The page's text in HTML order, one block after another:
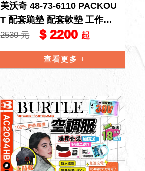
美沃奇 48-73-6110 PACKOU
T 配套跪墊 配套軟墊 工作跪
墊 護膝墊 坐墊 軟墊 墊子
2530 元 $ 2200 起
查看更多